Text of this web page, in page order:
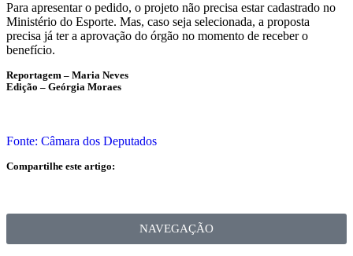
Para apresentar o pedido, o projeto não precisa estar cadastrado no
Ministério do Esporte. Mas, caso seja selecionada, a proposta
precisa já ter a aprovação do órgão no momento de receber o
benefício.
Reportagem – Maria Neves
Edição – Geórgia Moraes
Fonte: Câmara dos Deputados
Compartilhe este artigo:
NAVEGAÇÃO